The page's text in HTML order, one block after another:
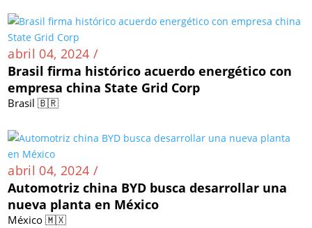
abril 04, 2024 /
Brasil firma histórico acuerdo energético con
empresa china State Grid Corp
Brasil 🇧🇷
abril 04, 2024 /
Automotriz china BYD busca desarrollar una
nueva planta en México
México 🇲🇽